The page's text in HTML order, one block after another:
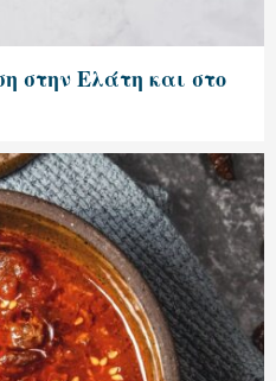
στην Ελάτη και στο